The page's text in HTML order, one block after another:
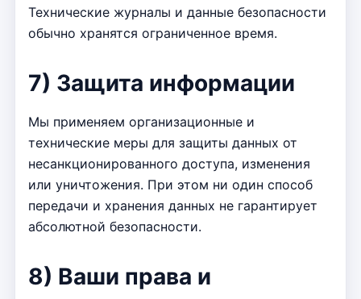
Технические журналы и данные безопасности
обычно хранятся ограниченное время.
7) Защита информации
Мы применяем организационные и
технические меры для защиты данных от
несанкционированного доступа, изменения
или уничтожения. При этом ни один способ
передачи и хранения данных не гарантирует
абсолютной безопасности.
8) Ваши права и